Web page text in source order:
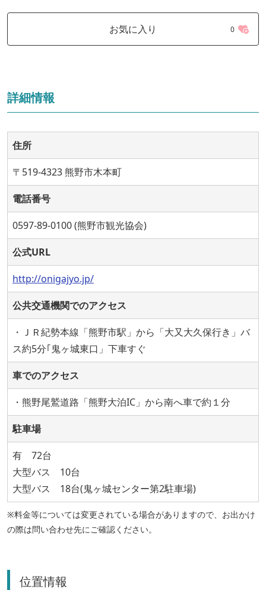
お気に入り 0
詳細情報
住所
〒519-4323 熊野市木本町
電話番号
0597-89-0100 (熊野市観光協会)
公式URL
http://onigajyo.jp/
公共交通機関でのアクセス
・ＪＲ紀勢本線「熊野市駅」から「大又大久保行き」バ
ス約5分｢鬼ヶ城東口」下車すぐ
車でのアクセス
・熊野尾鷲道路「熊野大泊IC」から南へ車で約１分
駐車場
有 72台
大型バス 10台
大型バス 18台(鬼ヶ城センター第2駐車場)
※料金等については変更されている場合がありますので、お出かけ
の際は問い合わせ先にご確認ください。
位置情報